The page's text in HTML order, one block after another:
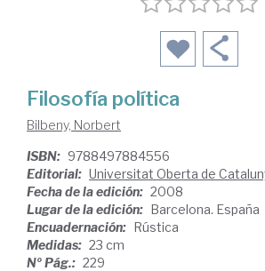
Filosofía política
Bilbeny, Norbert
ISBN: 9788497884556
Editorial: Universitat Oberta de
Fecha de la edición: 2008
Lugar de la edición: Barcelona. España
Encuadernación: Rústica
Medidas: 23 cm
Nº Pág.: 229